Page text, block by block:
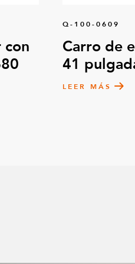
rueda
con
Q-100-0609
Carro de
41
LEER MÁS